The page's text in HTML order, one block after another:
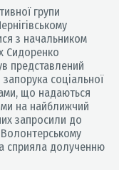
групи
з начальником
Сидоренко
представлений
соціальної
що надаються
на найближчий
запросили до
Волонтерському
сприяла долученню